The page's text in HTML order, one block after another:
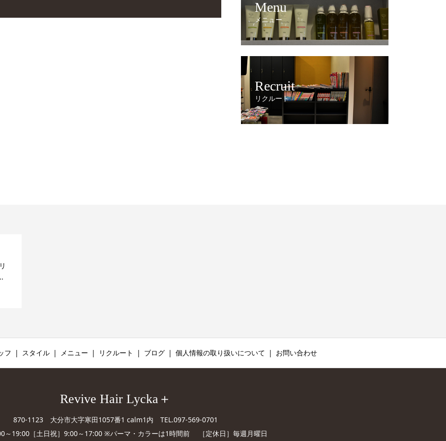
Menu
メニュー
Recruit
リクルート
フ スタイル メニュー リクルート ブログ 個人情報の取り扱いについて お問い合わせ
Revive Hair Lycka＋
870-1123 大分市大字寒田1057番1 calm1内 TEL.097-569-0701
～19:00［土日祝］9:00～17:00 ※パーマ・カラーは1時間前 ［定休日］毎週月曜日